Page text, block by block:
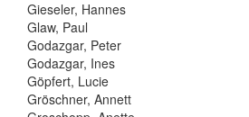
Gieseler, Hannes
Glaw, Paul
Godazgar, Peter
Godazgar, Ines
Göpfert, Lucie
Gröschner, Annett